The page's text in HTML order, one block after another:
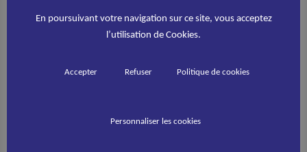
Dans cette même finale, Ewen Fernandez, qui couvrait Alexis
dans le peloton, termine septième (et troisième européen).
Peu de temps après son podium, Alexis devait enchaîner une
bout. Il termine cependant quatrième, sans médaille, mais avec
En poursuivant votre navigation sur ce site, vous acceptez
l’utilisation de Cookies.
Accepter Refuser Politique de cookies
Personnaliser les cookies